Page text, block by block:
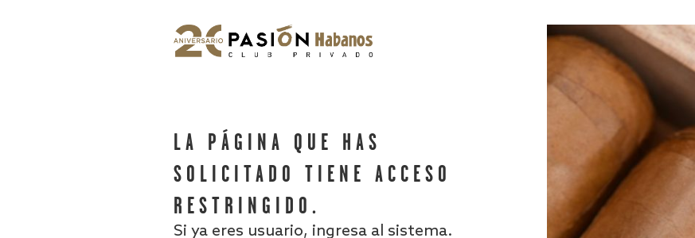
LA PÁGINA QUE HAS
SOLICITADO TIENE ACCESO
RESTRINGIDO.
Si ya eres usuario, ingresa al sistema.